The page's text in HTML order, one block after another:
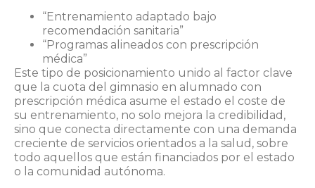
“Entrenamiento adaptado bajo
recomendación sanitaria”
“Programas alineados con prescripción
médica”
Este tipo de posicionamiento unido al factor clave
que la cuota del gimnasio en alumnado con
prescripción médica asume el estado el coste de
su entrenamiento, no solo mejora la credibilidad,
sino que conecta directamente con una demanda
creciente de servicios orientados a la salud, sobre
todo aquellos que están financiados por el estado
o la comunidad autónoma.